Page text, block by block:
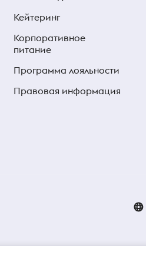
Кейтеринг
Корпоративное
питание
Программа лояльности
Правовая информация